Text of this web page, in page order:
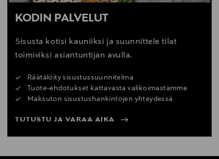
KODIN PALVELUT
Sisusta kotisi kauniiksi ja suunnittele tilat
toimiviksi asiantuntijan avulla.
Räätälöity sisustussuunnitelma
Tuote-ehdotukset kattavasta valikoimastamme
Maksuton sisustushankintojen yhteydessä
TUTUSTU JA VARAA AIKA